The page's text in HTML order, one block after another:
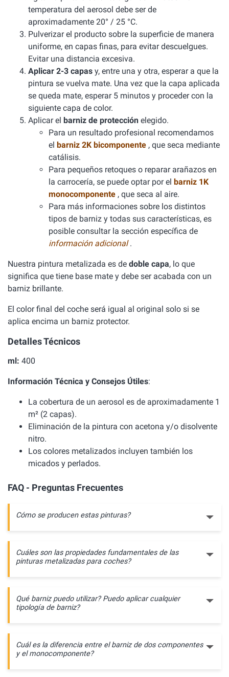
temperatura del aerosol debe ser de
aproximadamente 20° / 25 °C.
Pulverizar el producto sobre la superficie de manera
uniforme, en capas finas, para evitar descuelgues.
Evitar una distancia excesiva.
Aplicar 2-3 capas y, entre una y otra, esperar a que la
pintura se vuelva mate. Una vez que la capa aplicada
se queda mate, esperar 5 minutos y proceder con la
siguiente capa de color.
Aplicar el barniz de protección elegido.
Para un resultado profesional recomendamos
el barniz 2K bicomponente , que seca mediante
catálisis.
Para pequeños retoques o reparar arañazos en
la carrocería, se puede optar por el barniz 1K
monocomponente , que seca al aire.
Para más informaciones sobre los distintos
tipos de barniz y todas sus características, es
posible consultar la sección específica de
información adicional.
Nuestra pintura metalizada es de doble capa, lo que
significa que tiene base mate y debe ser acabada con un
barniz brillante.
El color final del coche será igual al original solo si se
aplica encima un barniz protector.
Detalles Técnicos
ml: 400
Información Técnica y Consejos Útiles:
La cobertura de un aerosol es de aproximadamente 1
m² (2 capas).
Eliminación de la pintura con acetona y/o disolvente
nitro.
Los colores metalizados incluyen también los
micados y perlados.
FAQ - Preguntas Frecuentes
Cómo se producen estas pinturas?
Cuáles son las propiedades fundamentales de las
pinturas metalizadas para coches?
Qué barniz puedo utilizar? Puedo aplicar cualquier
tipología de barniz?
Cuál es la diferencia entre el barniz de dos componentes
y el monocomponente?